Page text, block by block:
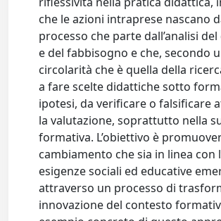
che le azioni intraprese nascano
processo che parte dall’analisi
e del fabbisogno e che, secondo
circolarità che è quella della
a fare scelte didattiche sotto
ipotesi, da verificare o falsificare
la valutazione, soprattutto nella
formativa. L’obiettivo è
cambiamento che sia in linea con
esigenze sociali ed educative
attraverso un processo di
innovazione del contesto